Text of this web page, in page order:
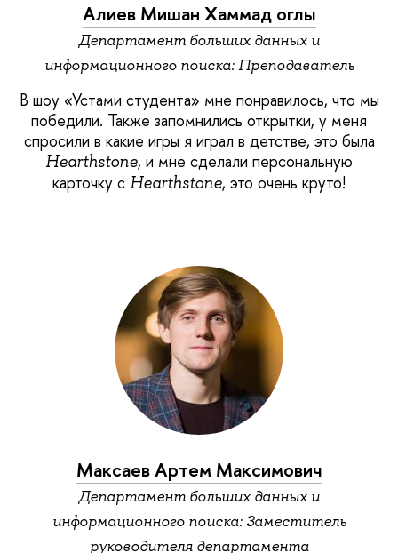
Алиев Мишан Хаммад оглы
Департамент больших данных и
информационного поиска: Преподаватель
В шоу «Устами студента» мне понравилось, что мы
победили. Также запомнились открытки, у меня
спросили в какие игры я играл в детстве, это была
Hearthstone, и мне сделали персональную
карточку с Hearthstone, это очень круто!
Максаев Артем Максимович
Департамент больших данных и
информационного поиска: Заместитель
руководителя департамента